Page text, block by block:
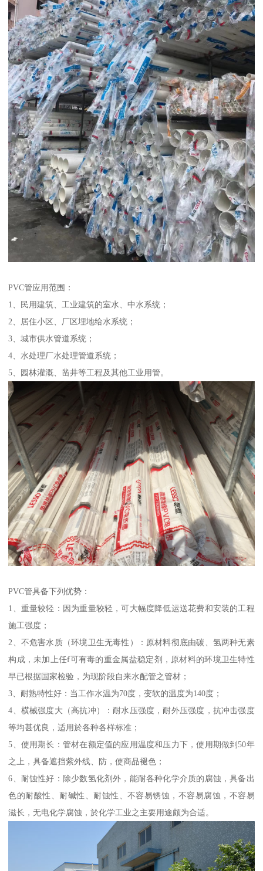
PVC管应用范围：
1、民用建筑、工业建筑的室水、中水系统；
2、居住小区、厂区埋地给水系统；
3、城市供水管道系统；
4、水处理厂水处理管道系统；
5、园林灌溉、凿井等工程及其他工业用管。
PVC管具备下列优势：
1、重量较轻：因为重量较轻，可大幅度降低运送花费和安装的工程
施工强度；
2、不危害水质（环境卫生无毒性）：原材料彻底由碳、氢两种无素
构成，未加上任f可有毒的重金属盐稳定剂，原材料的环境卫生特性
早已根据国家检验，为现阶段自来水配管之管材；
3、耐熟特性好：当工作水温为70度，变软的温度为140度；
4、横械强度大（高抗冲）：耐水压强度，耐外压强度，抗冲击强度
等均甚优良，适用於各种各样标准；
5、使用期长：管材在额定值的应用温度和压力下，使用期做到50年
之上，具备遮挡紫外线、防，使商品褪色；
6、耐蚀性好：除少数氢化剂外，能耐各种化学介质的腐蚀，具备出
色的耐酸性、耐碱性、耐蚀性、不容易锈蚀，不容易腐蚀，不容易
滋长，无电化学腐蚀，於化学工业之主要用途颇为合适。